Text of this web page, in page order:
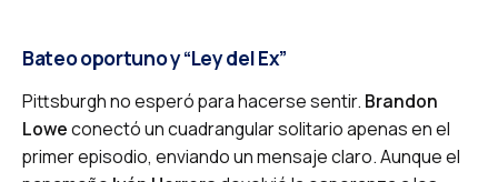
Bateo oportuno y “Ley del Ex”
Pittsburgh no esperó para hacerse sentir. Brandon
Loweconectó un cuadrangular solitario apenas en el
primer episodio, enviando un mensaje claro. Aunque el